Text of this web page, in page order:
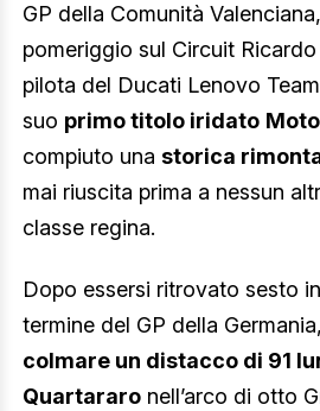
GP della Comunità
pomeriggio sul Circuit
pilota del Ducati Lenovo
suo primo titolo iridato
compiuto una storica
mai riuscita prima a nessun
classe regina.
Dopo essersi ritrovato sesto
termine del GP della
colmare un distacco di 91
Quartararo nell’arco di otto